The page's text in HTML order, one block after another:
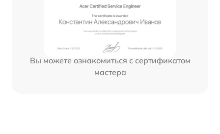
Вы можете ознакомиться с сертификатом
мастера